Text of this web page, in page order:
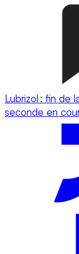
Lubrizol : fin de
seconde en